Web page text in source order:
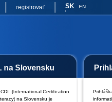
registrovať SK EN
na Slovensku
(International Certification
na Slovensku je